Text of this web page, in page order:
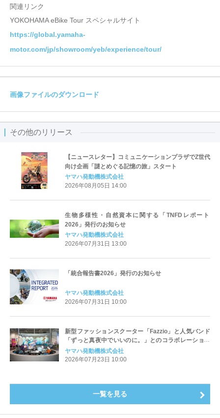
関連リンク
YOKOHAMA eBike Tour スペシャルサイト
https://global.yamaha-
motor.com/jp/showroom/yeb/experience/tour/
画像ファイルのダウンロード
その他のリリース
【ニュースレター】コミュニケーションプラザでZ世代
向け企画「謎とめぐる記憶の旅」スタート
ヤマハ発動機株式会社
2026年08月05日 14:00
生物多様性・自然資本に関する「TNFDレポート
2026」発行のお知らせ
ヤマハ発動機株式会社
2026年07月31日 13:00
「統合報告書2026」発行のお知らせ
ヤマハ発動機株式会社
2026年07月31日 10:00
新型ファッションスクーター「Fazzio」と人気バンド
「ずっと真夜中でいいのに。」とのコラボレーション
車両をYamaha E-Ride Baseで展示中
ヤマハ発動機株式会社
2026年07月23日 10:00
一覧を見る